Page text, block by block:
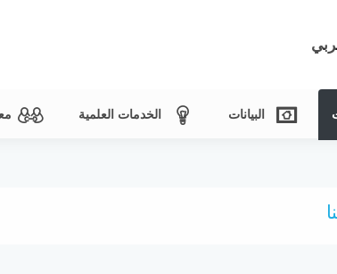
البيانات الخدمات العلمية